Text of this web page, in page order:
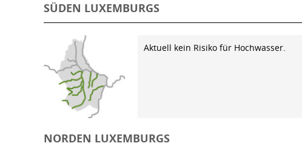
SÜDEN LUXEMBURGS
Aktuell kein Risiko für Hochwasser.
NORDEN LUXEMBURGS